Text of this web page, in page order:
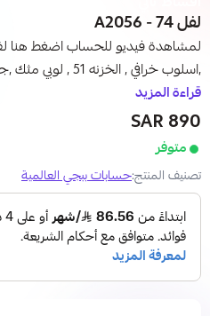
لفل 74 - A2056
,اسلوب خرافي , الخزنه 51 , لوبي مثك ,جيب لفل 3 , خوذة المومياء ,...
قراءة المزيد
890 SAR
متوفر
تصنيف المنتج:حسابات ببجي العالمية